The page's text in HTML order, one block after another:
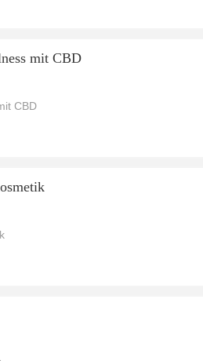
mit CBD
CBD